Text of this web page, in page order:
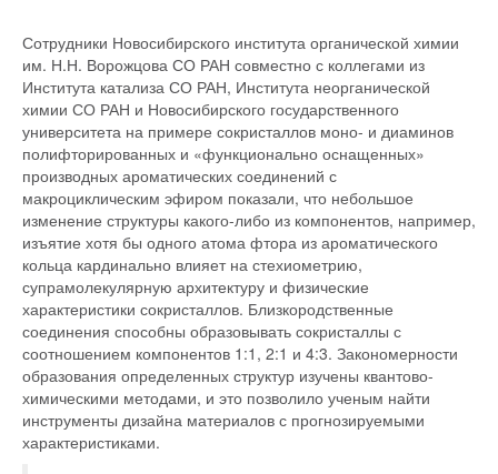
Сотрудники Новосибирского института органической химии
им. Н.Н. Ворожцова СО РАН совместно с коллегами из
Института катализа СО РАН, Института неорганической
химии СО РАН и Новосибирского государственного
университета на примере сокристаллов моно- и диаминов
полифторированных и «функционально оснащенных»
производных ароматических соединений с
макроциклическим эфиром показали, что небольшое
изменение структуры какого-либо из компонентов, например,
изъятие хотя бы одного атома фтора из ароматического
кольца кардинально влияет на стехиометрию,
супрамолекулярную архитектуру и физические
характеристики сокристаллов. Близкородственные
соединения способны образовывать сокристаллы с
соотношением компонентов 1:1, 2:1 и 4:3. Закономерности
образования определенных структур изучены квантово-
химическими методами, и это позволило ученым найти
инструменты дизайна материалов с прогнозируемыми
характеристиками.